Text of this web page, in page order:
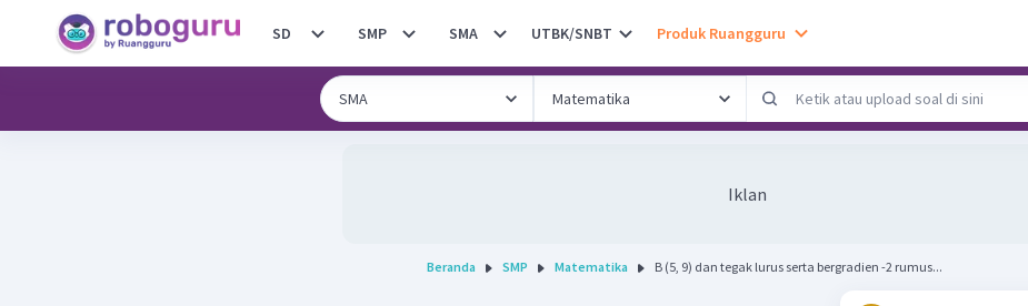
SD SMP SMA UTBK/SNBT Produk Ruangguru
Iklan
Beranda SMP Matematika B (5, 9) dan tegak lurus serta bergradien -2 rumus...